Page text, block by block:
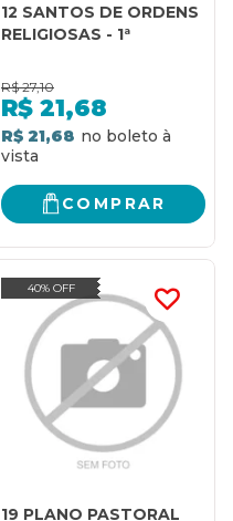
12 SANTOS DE ORDENS
RELIGIOSAS - 1ª
R$ 27,10
R$ 21,68
R$ 21,68
COMPRAR
40% OFF
19 PLANO PASTORAL